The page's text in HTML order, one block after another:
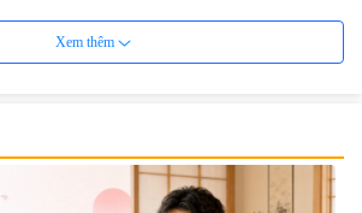
Xem thêm